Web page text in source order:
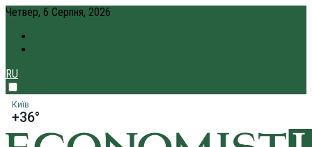
Четвер, 6 Серпня, 2026
RU
Київ
+36°